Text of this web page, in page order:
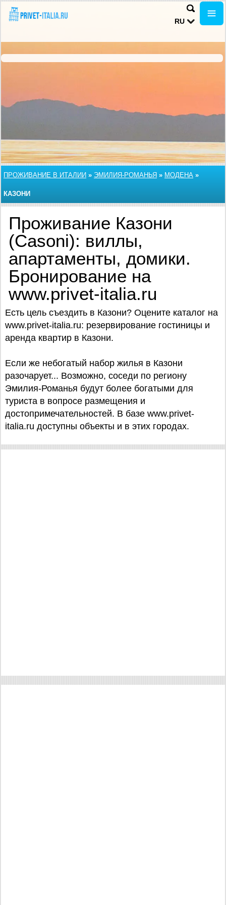
RU
ПРОЖИВАНИЕ В ИТАЛИИ » ЭМИЛИЯ-РОМАНЬЯ » МОДЕНА »
КАЗОНИ
Проживание Казони
(Casoni): виллы,
апартаменты, домики.
Бронирование на
www.privet-italia.ru
Есть цель съездить в Казони? Оцените каталог на
www.privet-italia.ru: резервирование гостиницы и
аренда квартир в Казони.
Если же небогатый набор жилья в Казони
разочарует... Возможно, соседи по региону
Эмилия-Романья будут более богатыми для
туриста в вопросе размещения и
достопримечательностей. В базе www.privet-
italia.ru доступны объекты и в этих городах.